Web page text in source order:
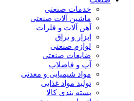
خدمات صنعتی
ماشین آلات صنعتی
آهن آلات و فلزات
ابزار و یراق
لوازم صنعتی
ضایعات صنعتی
آب و فاضلاب
مواد شیمیایی و معدنی
تولید مواد غذایی
بسته بندی کالا